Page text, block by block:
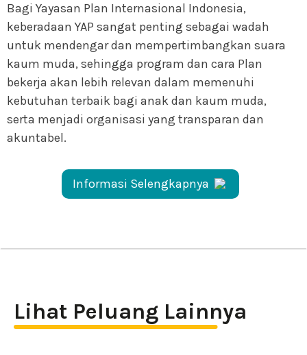
Bagi Yayasan Plan Internasional Indonesia,
keberadaan YAP sangat penting sebagai wadah
untuk mendengar dan mempertimbangkan suara
kaum muda, sehingga program dan cara Plan
bekerja akan lebih relevan dalam memenuhi
kebutuhan terbaik bagi anak dan kaum muda,
serta menjadi organisasi yang transparan dan
akuntabel.
Informasi Selengkapnya
Lihat Peluang Lainnya